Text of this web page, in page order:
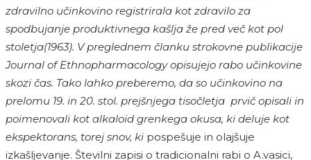
zdravilno učinkovino registrirala kot zdravilo za
spodbujanje produktivnega kašlja že pred več kot pol
stoletja(1963). V preglednem članku strokovne publikacije
Journal of Ethnopharmacology opisujejo rabo učinkovine
skozi čas. Tako lahko preberemo, da so učinkovino na
prelomu 19. in 20. stol. prejšnjega tisočletja prvič opisali in
poimenovali kot alkaloid grenkega okusa, ki deluje kot
ekspektorans, torej snov, ki pospešuje in olajšuje
izkašljevanje. Številni zapisi o tradicionalni rabi o A.vasici,